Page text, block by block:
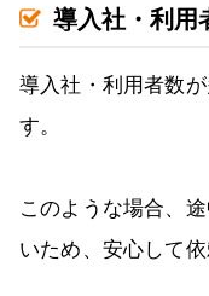
導入社・利用
導入社・利用者数
す。
このような場合、
いため、安心して依